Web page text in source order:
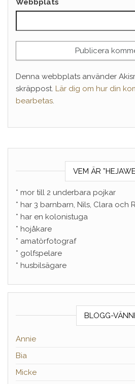
Webbplats
Denna webbplats använder
skräppost. Lär dig om hur din
bearbetas.
VEM ÄR
* mor till 2 underbara pojkar
* har 3 barnbarn, Nils, Clara och
* har en kolonistuga
* hojåkare
* amatörfotograf
* golfspelare
* husbilsägare
BLOGG-
Annie
Bia
Micke